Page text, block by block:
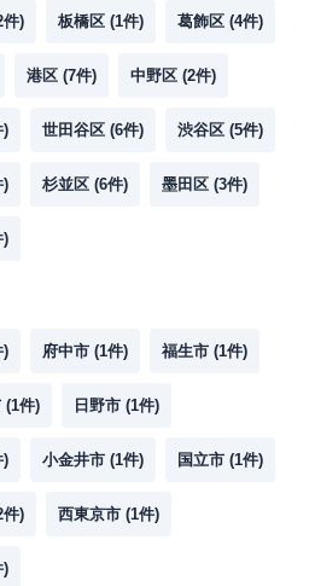
件) 板橋区 (1件) 葛飾区 (4件)
港区 (7件) 中野区 (2件)
) 世田谷区 (6件) 渋谷区 (5件)
) 杉並区 (6件) 墨田区 (3件)
)
) 府中市 (1件) 福生市 (1件)
(1件) 日野市 (1件)
) 小金井市 (1件) 国立市 (1件)
件) 西東京市 (1件)
)